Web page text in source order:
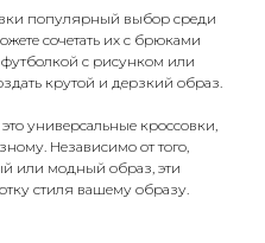
популярный выбор среди
сочетать их с брюками
с рисунком или
крутой и дерзкий образ.
универсальные кроссовки,
Независимо от того,
или модный образ, эти
стиля вашему образу.